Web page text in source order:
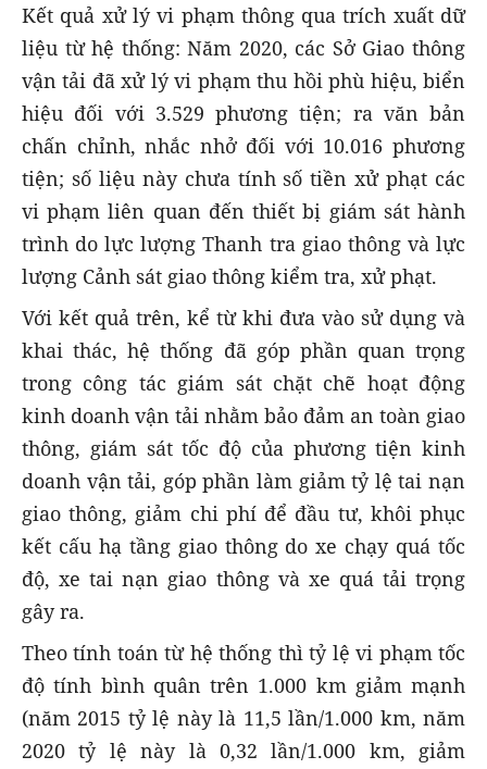
Kết quả xử lý vi phạm thông qua trích xuất dữ
liệu từ hệ thống: Năm 2020, các Sở Giao thông
vận tải đã xử lý vi phạm thu hồi phù hiệu, biển
hiệu đối với 3.529 phương tiện; ra văn bản
chấn chỉnh, nhắc nhở đối với 10.016 phương
tiện; số liệu này chưa tính số tiền xử phạt các
vi phạm liên quan đến thiết bị giám sát hành
trình do lực lượng Thanh tra giao thông và lực
lượng Cảnh sát giao thông kiểm tra, xử phạt.
Với kết quả trên, kể từ khi đưa vào sử dụng và
khai thác, hệ thống đã góp phần quan trọng
trong công tác giám sát chặt chẽ hoạt động
kinh doanh vận tải nhằm bảo đảm an toàn giao
thông, giám sát tốc độ của phương tiện kinh
doanh vận tải, góp phần làm giảm tỷ lệ tai nạn
giao thông, giảm chi phí để đầu tư, khôi phục
kết cấu hạ tầng giao thông do xe chạy quá tốc
độ, xe tai nạn giao thông và xe quá tải trọng
gây ra.
Theo tính toán từ hệ thống thì tỷ lệ vi phạm tốc
độ tính bình quân trên 1.000 km giảm mạnh
(năm 2015 tỷ lệ này là 11,5 lần/1.000 km, năm
2020 tỷ lệ này là 0,32 lần/1.000 km, giảm